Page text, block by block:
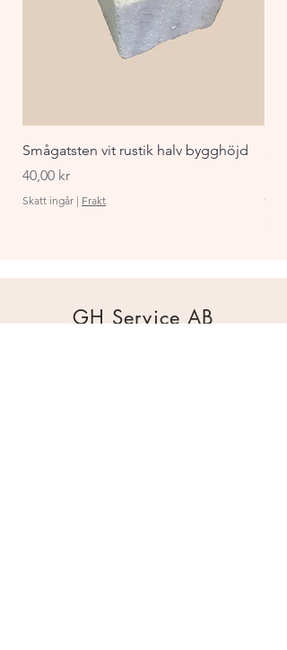
Smågatsten vit rustik halv bygghöjd
Pris
40,00 kr
Skatt ingår | Frakt
Pris
GH Service AB